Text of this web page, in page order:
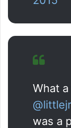
What
was a